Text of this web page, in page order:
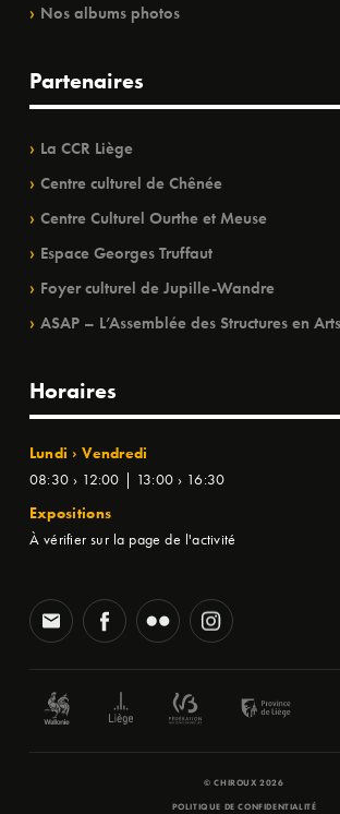
Nos albums photos
Partenaires
La CCR Liège
Centre culturel de Chênée
Centre Culturel Ourthe et Meuse
Espace Georges Truffaut
Foyer culturel de Jupille-Wandre
ASAP – L’Assemblée des Structures en
Horaires
Lundi › Vendredi
08:30 › 12:00 | 13:00 › 16:30
Expositions
À vérifier sur la page de l'activité
© CHIROUX 2026
POLITIQUE DE CONFIDENTIALITÉ